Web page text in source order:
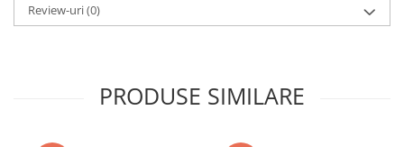
Review-uri(0)
PRODUSE SIMILARE